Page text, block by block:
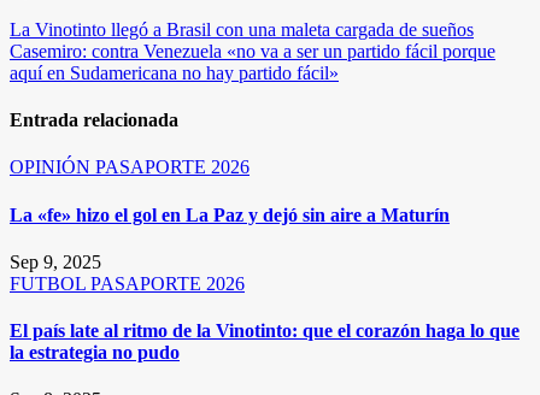
Navegación
de
La Vinotinto llegó a Brasil con una maleta cargada de sueños
Casemiro: contra Venezuela «no va a ser un partido fácil porque
aquí en Sudamericana no hay partido fácil»
Entrada relacionada
OPINIÓN PASAPORTE 2026
La «fe» hizo el gol en La Paz y dejó sin aire a Maturín
Sep 9, 2025
FUTBOL PASAPORTE 2026
El país late al ritmo de la Vinotinto: que el corazón haga lo que
la estrategia no pudo